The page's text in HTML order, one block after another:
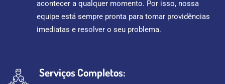
acontecer a qualquer momento. Por isso, nossa
equipe está sempre pronta para tomar providências
imediatas e resolver o seu problema.
Serviços Completos: